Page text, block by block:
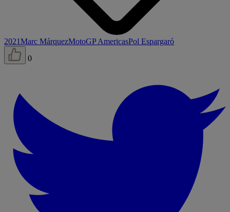
2021Marc MárquezMotoGP AmericasPol Espargaró
0